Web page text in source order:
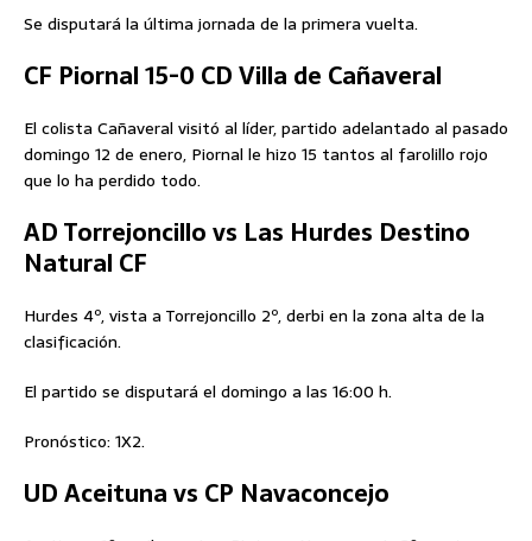
Se disputará la última jornada de la primera vuelta.
CF Piornal 15-0 CD Villa de Cañaveral
El colista Cañaveral visitó al líder, partido adelantado al pasado
domingo 12 de enero, Piornal le hizo 15 tantos al farolillo rojo
que lo ha perdido todo.
AD Torrejoncillo vs Las Hurdes Destino
Natural CF
Hurdes 4º, vista a Torrejoncillo 2º, derbi en la zona alta de la
clasificación.
El partido se disputará el domingo a las 16:00 h.
Pronóstico: 1X2.
UD Aceituna vs CP Navaconcejo